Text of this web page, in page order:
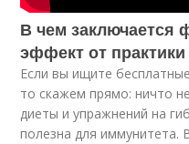
В чем заключается
эффект от практики
Если вы ищите
то скажем прямо: ничто
диеты и упражнений на
полезна для иммунитета.